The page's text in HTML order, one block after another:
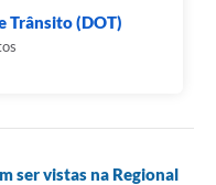
Trânsito (DOT)
ser vistas na Regional